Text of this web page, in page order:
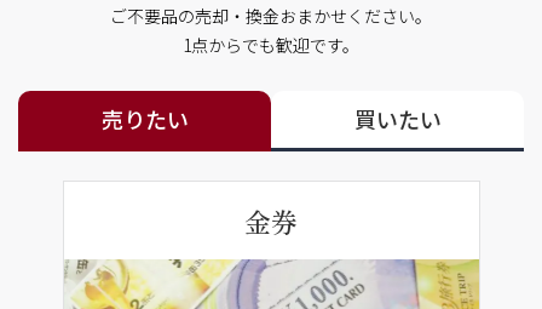
ご不要品の売却・換金おまかせください。
1点からでも歓迎です。
売りたい 買いたい
金券